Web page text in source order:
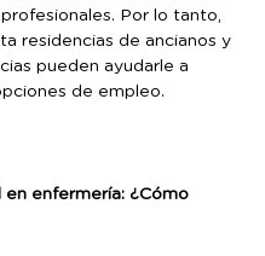
Por lo tanto,
residencias de ancianos y
pueden ayudarle a
de empleo.
en enfermería: ¿Cómo